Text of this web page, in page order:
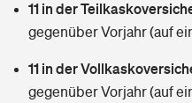
Sie haben Fragen?
Restkreditversicherung
Hundehalter-Haftpflicht
Tools
Wer versichert was: Jetzt
11 in der
gegenüber Vorjahr (auf
11 in der
gegenüber Vorjahr (auf